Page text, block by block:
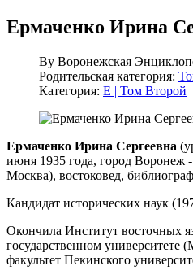
Ермаченко Ирина
By Воронежская
Родительская категория:
Категория: Е | Том Второй
Ермаченко Ирина Сергеевна
июня 1935 года, город Воронеж
Москва), востоковед,
Кандидат исторических наук
Окончила Институт восточных
государственном университете
факультет Пекинского